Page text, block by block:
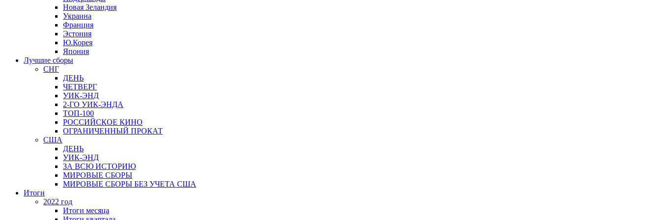
Новая Зеландия
Украина
Франция
Эстония
Ю.Корея
Япония
Лучшие сборы
СНГ
ДЕНЬ
ЧЕТВЕРГ
УИК-ЭНД
2-ГО УИК-ЭНДА
ТОП-100
РОССИЙСКОЕ КИНО
ОГРАНИЧЕННЫЙ ПРОКАТ
США
ДЕНЬ
УИК-ЭНД
ЗА ВСЮ ИСТОРИЮ
МИРОВЫЕ СБОРЫ
МИРОВЫЕ СБОРЫ БЕЗ УЧЕТА США
Итоги
2022 год
Итоги месяца